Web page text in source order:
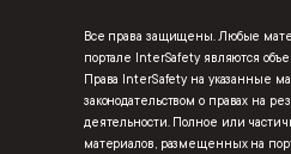
Все права защищены. Любые
портале InterSafety являются
Права InterSafety на указанные
законодательством о правах на
деятельности. Полное или
материалов, размещенных на